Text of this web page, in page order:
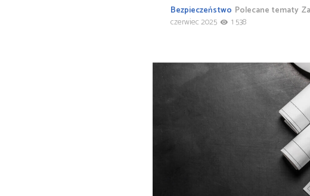
Bezpieczeństwo Polecane tematy
czerwiec 2025
1 538